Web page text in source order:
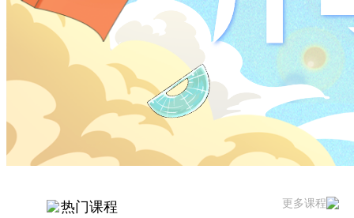
更多课程
热门课程